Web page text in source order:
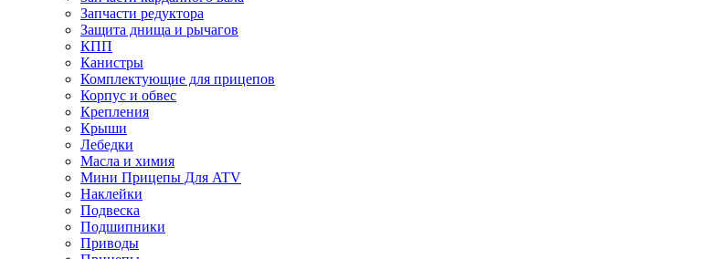
Запчасти редуктора
Защита днища и рычагов
КПП
Канистры
Комплектующие для прицепов
Корпус и обвес
Крепления
Крыши
Лебедки
Масла и химия
Мини Прицепы Для ATV
Наклейки
Подвеска
Подшипники
Приводы